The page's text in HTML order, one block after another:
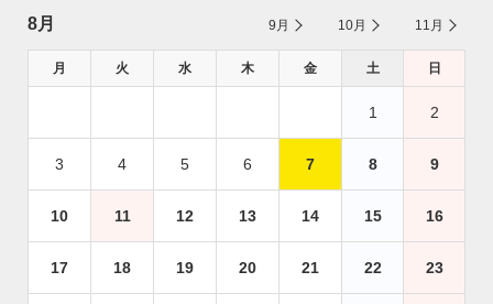
8月 9月 10月 11月
月 火 水 木 金 土 日
1 2
3 4 5 6 7 8 9
10 11 12 13 14 15 16
17 18 19 20 21 22 23